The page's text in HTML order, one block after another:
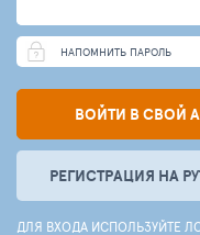
НАПОМНИТЬ ПАРОЛЬ
ВОЙТИ В СВОЙ
РЕГИСТРАЦИЯ НА
ДЛЯ ВХОДА ИСПОЛЬЗУЙТЕ